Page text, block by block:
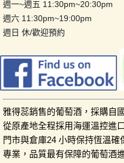
週一~週五 11:30pm~20:30pm
週六 11:30pm~19:00pm
週日 休/歡迎預約
雅得蕊銷售的葡萄酒，採購自
從原產地全程採用海運溫控進
門市與倉庫24 小時保持恆溫
專業，品質最有保障的葡萄酒